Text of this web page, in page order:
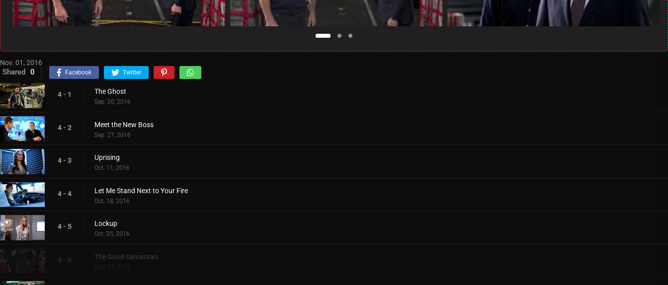
Nov. 01, 2016
Shared 0 Facebook Twitter
4 - 1 The Ghost
Sep. 20, 2016
4 - 2 Meet the New Boss
Sep. 27, 2016
4 - 3 Uprising
Oct. 11, 2016
4 - 4 Let Me Stand Next to Your Fire
Oct. 18, 2016
4 - 5 Lockup
Oct. 25, 2016
4 - 6 The Good Samaritan
Nov. 01, 2016